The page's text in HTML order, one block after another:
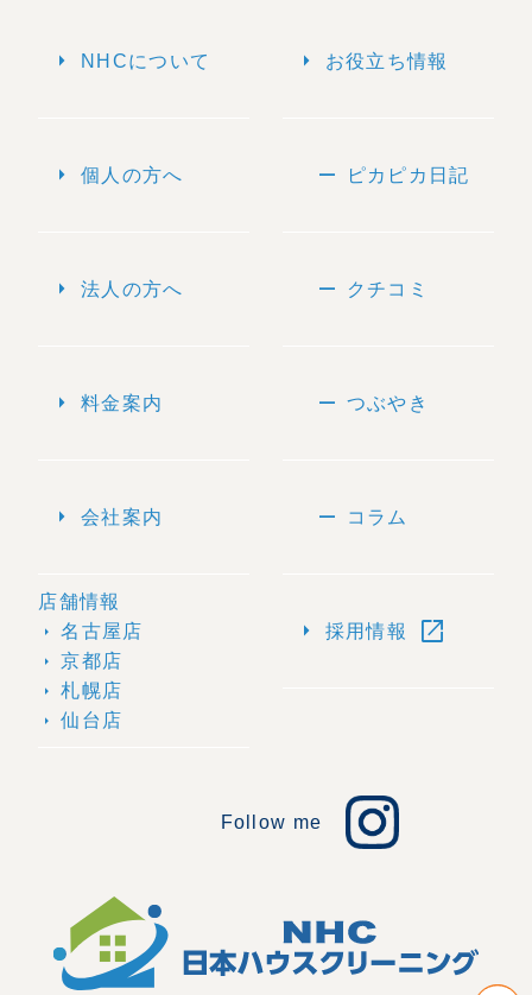
arrow_right NHCについて
arrow_right 個人の方へ
arrow_right 法人の方へ
arrow_right 料金案内
arrow_right 会社案内
店舗情報
arrow_right 名古屋店
arrow_right 京都店
arrow_right 札幌店
arrow_right 仙台店
arrow_right お役立ち情報
remove ピカピカ日記
remove クチコミ
remove つぶやき
remove コラム
arrow_right 採用情報 open_in_new
Follow me